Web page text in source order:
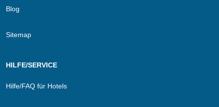
Blog
Sitemap
HILFE/SERVICE
Hilfe/FAQ für Hotels